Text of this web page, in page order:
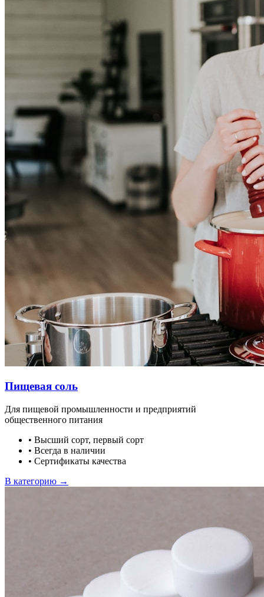
Пищевая соль
Для пищевой промышленности и предприятий
общественного питания
• Высший сорт, первый сорт
• Всегда в наличии
• Сертификаты качества
В категорию →